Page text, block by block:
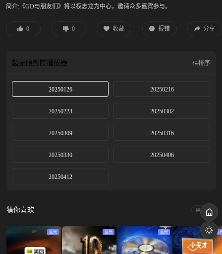
简介: 《GD与朋友们》将以权志龙为中心，邀请众多嘉宾参与。
0 0 收藏 报错 分享
超无限影院播放器 排序
20250126 20250216
20250223 20250302
20250309 20250316
20250330 20250406
20250412
猜你喜欢 换一换
蓝光 蓝光 蓝光 蓝